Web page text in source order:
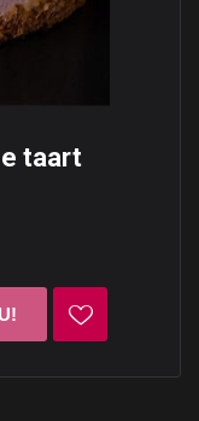
taart